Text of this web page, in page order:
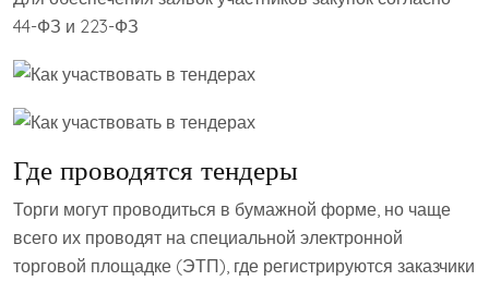
44-ФЗ и 223-ФЗ
Где проводятся тендеры
Торги могут проводиться в бумажной форме, но чаще
всего их проводят на специальной электронной
торговой площадке (ЭТП), где регистрируются заказчики